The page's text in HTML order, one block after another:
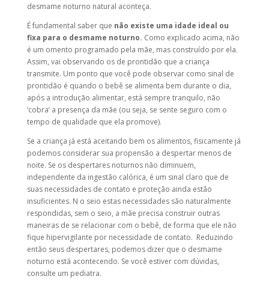
desmame noturno natural aconteça.
É fundamental saber que não existe uma idade ideal ou
fixa para o desmame noturno. Como explicado acima, não
é um omento programado pela mãe, mas construído por ela.
Assim, vai observando os de prontidão que a criança
transmite. Um ponto que você pode observar como sinal de
prontidão é quando o bebê se alimenta bem durante o dia,
após a introdução alimentar, está sempre tranquilo, não
‘cobra’ a presença da mãe (ou seja, se sente seguro com o
tempo de qualidade que ela promove).
Se a criança já está aceitando bem os alimentos, fisicamente já
podemos considerar sua propensão a despertar menos de
noite. Se os despertares noturnos não diminuem,
independente da ingestão calórica, é um sinal claro que de
suas necessidades de contato e proteção ainda estão
insuficientes. N o seio estas necessidades são naturalmente
respondidas, sem o seio, a mãe precisa construir outras
maneiras de se relacionar com o bebê, de forma que ele não
fique hipervigilante por necessidade de contato. Reduzindo
então seus despertares, podemos dizer que o desmame
noturno está acontecendo. Se você estiver com dúvidas,
consulte um pediatra.